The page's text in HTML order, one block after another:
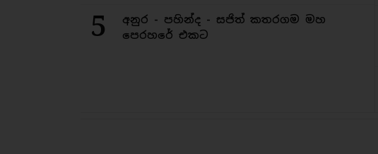
5
අනුර - පහින්ද - සජිත් කතරගම මහ
පෙරහරේ එකට